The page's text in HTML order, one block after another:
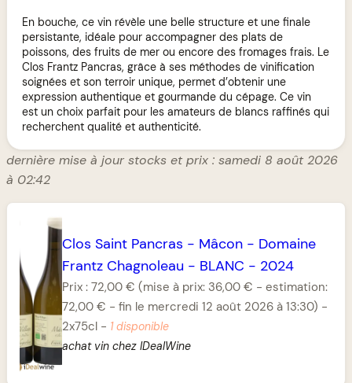
En bouche, ce vin révèle une belle structure et une finale
persistante, idéale pour accompagner des plats de
poissons, des fruits de mer ou encore des fromages frais. Le
Clos Frantz Pancras, grâce à ses méthodes de vinification
soignées et son terroir unique, permet d’obtenir une
expression authentique et gourmande du cépage. Ce vin
est un choix parfait pour les amateurs de blancs raffinés qui
recherchent qualité et authenticité.
dernière mise à jour stocks et prix : samedi 8 août 2026
à 02:42
Clos Saint Pancras - Mâcon - Domaine
Frantz Chagnoleau - BLANC - 2024
Prix :72,00 € (mise à prix: 36,00 € - estimation:
72,00 € - fin le mercredi 12 août 2026 à 13:30) -
2x75cl - 1 disponible
achat vin chez IDealWine